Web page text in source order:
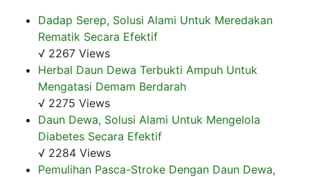
Dadap Serep, Solusi Alami Untuk Meredakan
Rematik Secara Efektif
√ 2267 Views
Herbal Daun Dewa Terbukti Ampuh Untuk
Mengatasi Demam Berdarah
√ 2275 Views
Daun Dewa, Solusi Alami Untuk Mengelola
Diabetes Secara Efektif
√ 2284 Views
Pemulihan Pasca-Stroke Dengan Daun Dewa,